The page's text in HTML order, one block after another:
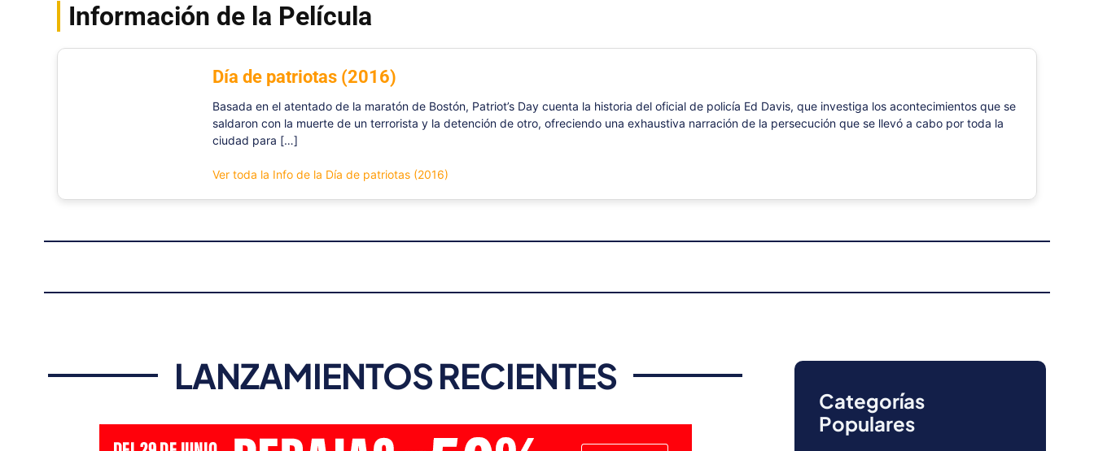
Información de la Película
Día de patriotas (2016)
Basada en el atentado de la maratón de Bostón, Patriot’s Day cuenta la historia del oficial de policía Ed Davis, que investiga los acontecimientos que se
saldaron con la muerte de un terrorista y la detención de otro, ofreciendo una exhaustiva narración de la persecución que se llevó a cabo por toda la
ciudad para […]
Ver toda la Info de la Día de patriotas (2016)
LANZAMIENTOS RECIENTES
Categorías
Populares